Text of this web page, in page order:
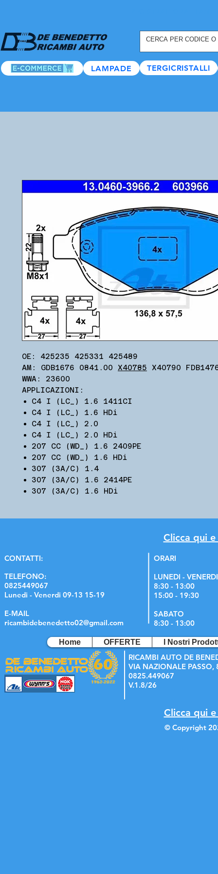
LAMPADE TERGICRISTALLI
OE: 425235 425331 425489
AM: GDB1676 0841.00 X40785 X40790
WWA: 23600
APPLICAZIONI:
C4 I (LC_) 1.6 1411CI
C4 I (LC_) 1.6 HDi
C4 I (LC_) 2.0
C4 I (LC_) 2.0 HDi
207 CC (WD_) 1.6 2409PE
207 CC (WD_) 1.6 HDi
307 (3A/C) 1.4
307 (3A/C) 1.6 2414PE
307 (3A/C) 1.6 HDi
Clicca qui
CONTATTI:
TELEFONO:
0825449067
Lunedi - Venerdi 09-13 15-19
E-MAIL
ricambidebenedetto02@gmail.com
ORARI
LUNEDI - VENERDI
8:30 - 13:00
15:00 - 19:30
SABATO
8:30 - 13:00
Home OFFERTE I Nostri
RICAMBI AUTO DE
VIA NAZIONALE PASSO,
0825.449067
V.1.8/26
Clicca qui
© Copyright